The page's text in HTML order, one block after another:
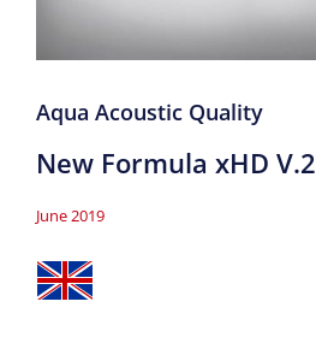
Aqua Acoustic Quality
New Formula xHD V.2
June 2019